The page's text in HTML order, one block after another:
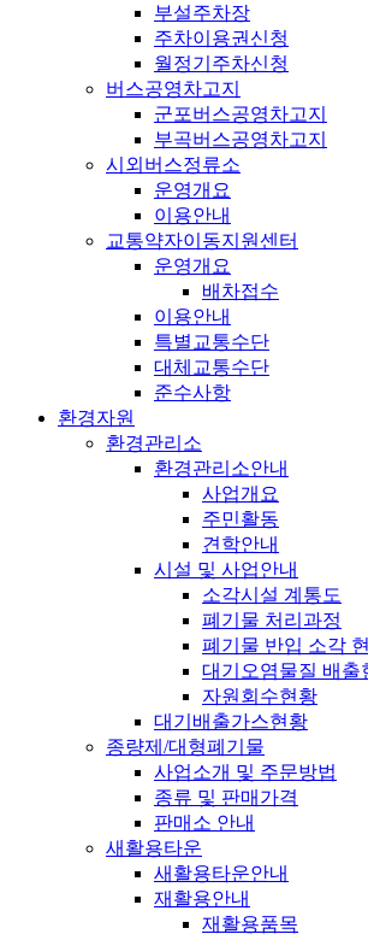
부설주차장
주차이용권신청
월정기주차신청
버스공영차고지
군포버스공영차고지
부곡버스공영차고지
시외버스정류소
운영개요
이용안내
교통약자이동지원센터
운영개요
배차접수
이용안내
특별교통수단
대체교통수단
준수사항
환경자원
환경관리소
환경관리소안내
사업개요
주민활동
견학안내
시설 및 사업안내
소각시설 계통도
폐기물 처리과정
폐기물 반입 소각
대기오염물질 배출
자원회수현황
대기배출가스현황
종량제/대형폐기물
사업소개 및 주문방법
종류 및 판매가격
판매소 안내
새활용타운
새활용타운안내
재활용안내
재활용품목